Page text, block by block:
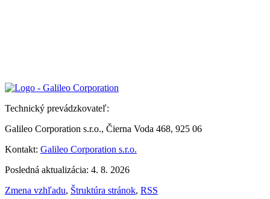
Technický prevádzkovateľ:
Galileo Corporation s.r.o., Čierna Voda 468, 925 06
Kontakt: Galileo Corporation s.r.o.
Posledná aktualizácia: 4. 8. 2026
Zmena vzhľadu, Štruktúra stránok, RSS